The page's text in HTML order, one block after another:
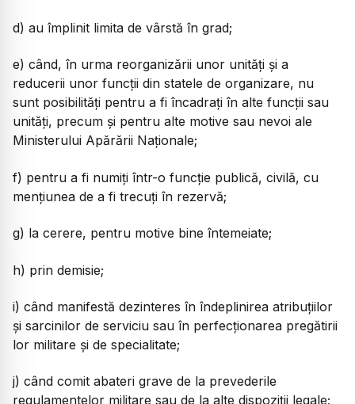
d) au împlinit limita de vârstă în grad;
e) când, în urma reorganizării unor unităţi şi a
reducerii unor funcţii din statele de organizare, nu
sunt posibilităţi pentru a fi încadraţi în alte funcţii sau
unităţi, precum şi pentru alte motive sau nevoi ale
Ministerului Apărării Naţionale;
f) pentru a fi numiţi într-o funcţie publică, civilă, cu
menţiunea de a fi trecuţi în rezervă;
g) la cerere, pentru motive bine întemeiate;
h) prin demisie;
i) când manifestă dezinteres în îndeplinirea atribuţiilor
şi sarcinilor de serviciu sau în perfecţionarea pregătirii
lor militare şi de specialitate;
j) când comit abateri grave de la prevederile
regulamentelor militare sau de la alte dispoziţii legale;